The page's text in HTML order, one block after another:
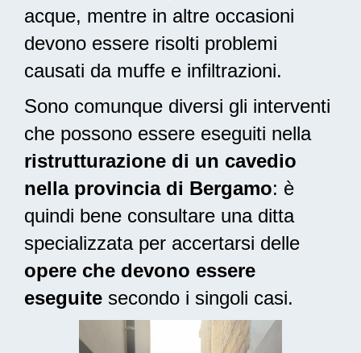
acque, mentre in altre occasioni
devono essere risolti problemi
causati da muffe e infiltrazioni.
Sono comunque diversi gli interventi
che possono essere eseguiti nella
ristrutturazione di un cavedio
nella provincia di Bergamo: è
quindi bene consultare una ditta
specializzata per accertarsi delle
opere che devono essere
eseguite secondo i singoli casi.